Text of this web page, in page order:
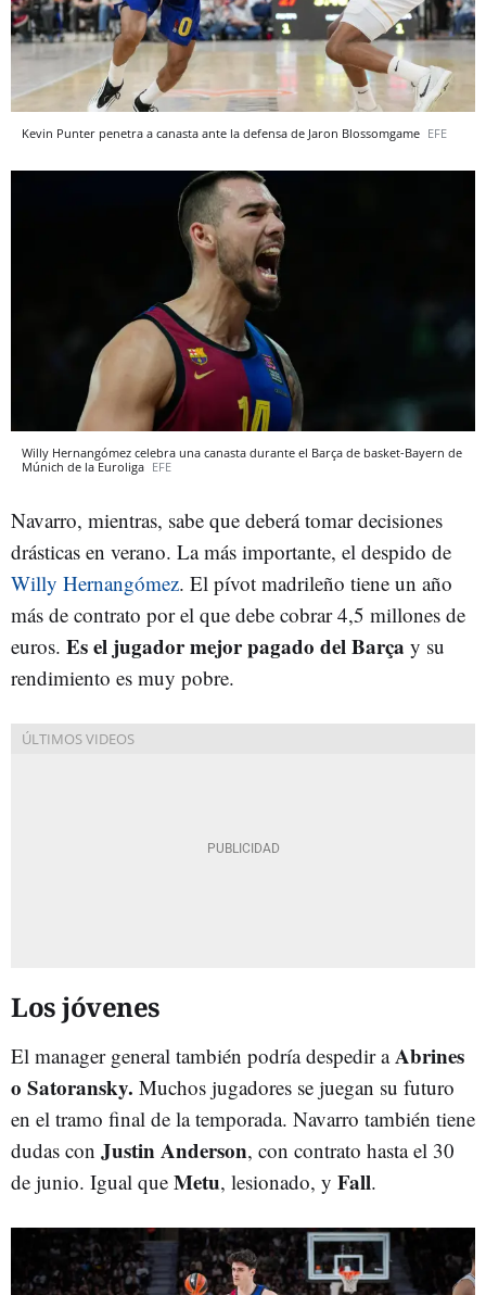
Kevin Punter penetra a canasta ante la defensa de Jaron Blossomgame EFE
Willy Hernangómez celebra una canasta durante el Barça de basket-Bayern de
Múnich de la Euroliga EFE
Navarro, mientras, sabe que deberá tomar decisiones
drásticas en verano. La más importante, el despido de
Willy Hernangómez. El pívot madrileño tiene un año
más de contrato por el que debe cobrar 4,5 millones de
euros. Es el jugador mejor pagado del Barça y su
rendimiento es muy pobre.
Los jóvenes
El manager general también podría despedir aAbrines
o Satoransky. Muchos jugadores se juegan su futuro
en el tramo final de la temporada. Navarro también tiene
dudas con Justin Anderson, con contrato hasta el 30
de junio. Igual que Metu, lesionado, y Fall.